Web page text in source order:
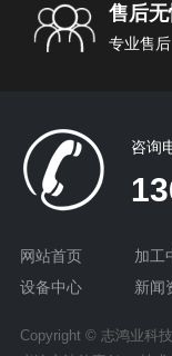
售后
专业售
咨询
网站首页 加工
设备中心
新闻
Copyright © 志鸿业科